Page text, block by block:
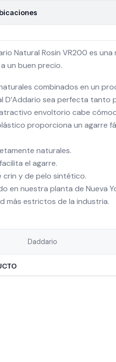
Natural Rosin VR200 es
un buen precio.
combinados en un
D’Addario sea perfecta tanto
envoltorio cabe
proporciona un agarre
naturales.
el agarre.
y de pelo sintético.
en nuestra planta de Nueva
más estrictos de la industria.
Daddario